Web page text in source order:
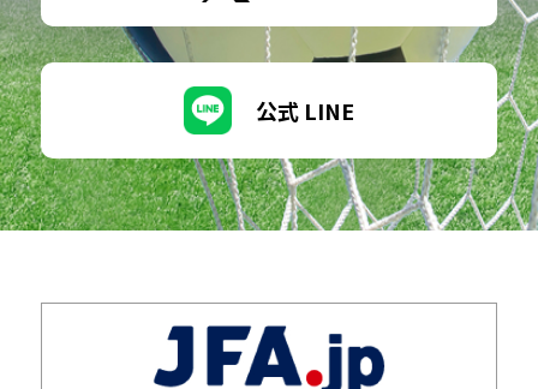
公式 LINE